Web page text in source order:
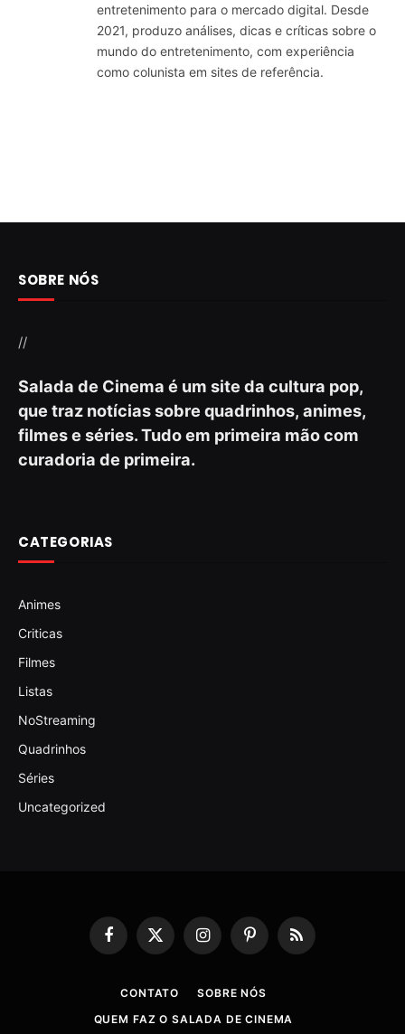
entretenimento para o mercado digital. Desde
2021, produzo análises, dicas e críticas sobre o
mundo do entretenimento, com experiência
como colunista em sites de referência.
SOBRE NÓS
//
Salada de Cinema é um site da cultura pop,
que traz notícias sobre quadrinhos, animes,
filmes e séries. Tudo em primeira mão com
curadoria de primeira.
CATEGORIAS
Animes
Criticas
Filmes
Listas
NoStreaming
Quadrinhos
Séries
Uncategorized
Facebook
X
(Twitter)
InstagramPinterestRSS
CONTATO
SOBRE NÓS
QUEM FAZ O SALADA DE CINEMA